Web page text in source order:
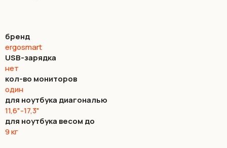
бренд
ergosmart
USB-зарядка
нет
кол-во мониторов
один
для ноутбука диагональю
11,6"-17,3"
для ноутбука весом до
9 кг